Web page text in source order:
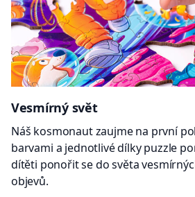
Vesmírný svět
Náš kosmonaut zaujme na první
barvami a jednotlivé dílky puzzle
dítěti ponořit se do světa
objevů.